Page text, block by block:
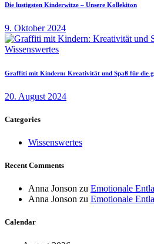
Die lustigsten Kinderwitze – Unsere Kollekiton
9. Oktober 2024
Wissenswertes
Graffiti mit Kindern: Kreativität und Spaß für die
20. August 2024
Categories
Wissenswertes
Recent Comments
Anna Jonson zu Emotionale
Anna Jonson zu Emotionale
Calendar